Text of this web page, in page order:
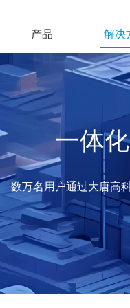
产品 解决
一体
数万名用户通过大唐高